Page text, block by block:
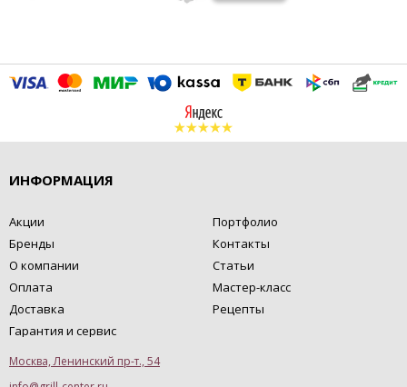
ИНФОРМАЦИЯ
Акции
Бренды
О компании
Оплата
Доставка
Гарантия и сервис
Портфолио
Контакты
Статьи
Мастер-класс
Рецепты
Москва, Ленинский пр-т., 54